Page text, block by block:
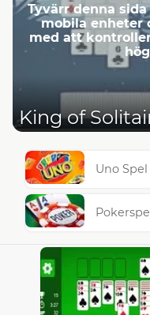
Tyvärr denna
mobila enheter
med att
King of
Uno Spel
Pokerspel